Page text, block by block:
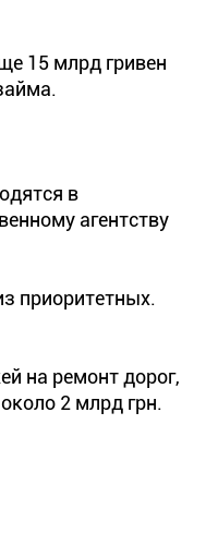
15 млрд гривен
в
агентству
приоритетных.
на ремонт дорог,
2 млрд грн.